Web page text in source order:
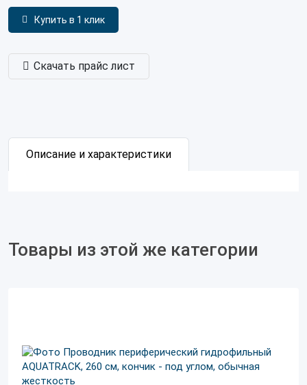
Купить в 1 клик
Скачать прайс лист
Описание и характеристики
Товары из этой же категории